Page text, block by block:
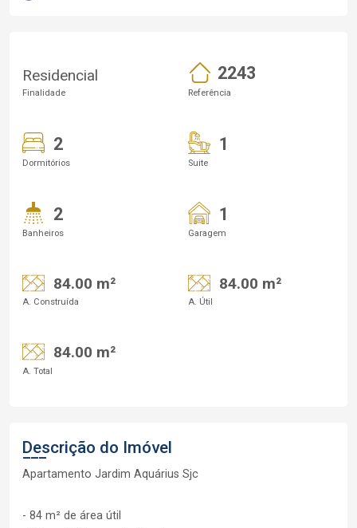
Residencial
Finalidade
2243
Referência
2
Dormitórios
1
Suite
2
Banheiros
1
Garagem
84.00 m²
A. Construída
84.00 m²
A. Útil
84.00 m²
A. Total
Descrição do Imóvel
Apartamento Jardim Aquárius Sjc
- 84 m² de área útil